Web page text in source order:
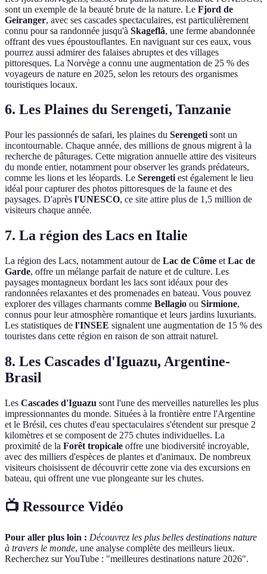
sont un exemple de la beauté brute de la nature. Le Fjord de
Geiranger, avec ses cascades spectaculaires, est particulièrement
connu pour sa randonnée jusqu'à Skageflå, une ferme abandonnée
offrant des vues époustouflantes. En naviguant sur ces eaux, vous
pourrez aussi admirer des falaises abruptes et des villages
pittoresques. La Norvège a connu une augmentation de 25 % des
voyageurs de nature en 2025, selon les retours des organismes
touristiques locaux.
6. Les Plaines du Serengeti, Tanzanie
Pour les passionnés de safari, les plaines du Serengeti sont un
incontournable. Chaque année, des millions de gnous migrent à la
recherche de pâturages. Cette migration annuelle attire des visiteurs
du monde entier, notamment pour observer les grands prédateurs,
comme les lions et les léopards. Le Serengeti est également le lieu
idéal pour capturer des photos pittoresques de la faune et des
paysages. D'après l'UNESCO, ce site attire plus de 1,5 million de
visiteurs chaque année.
7. La région des Lacs en Italie
La région des Lacs, notamment autour de Lac de Côme et Lac de
Garde, offre un mélange parfait de nature et de culture. Les
paysages montagneux bordant les lacs sont idéaux pour des
randonnées relaxantes et des promenades en bateau. Vous pouvez
explorer des villages charmants comme Bellagio ou Sirmione,
connus pour leur atmosphère romantique et leurs jardins luxuriants.
Les statistiques de l'INSEE signalent une augmentation de 15 % des
touristes dans cette région en raison de son attrait naturel.
8. Les Cascades d'Iguazu, Argentine-
Brasil
Les Cascades d'Iguazu sont l'une des merveilles naturelles les plus
impressionnantes du monde. Situées à la frontière entre l'Argentine
et le Brésil, ces chutes d'eau spectaculaires s'étendent sur presque 2
kilomètres et se composent de 275 chutes individuelles. La
proximité de la Forêt tropicale offre une biodiversité incroyable,
avec des milliers d'espèces de plantes et d'animaux. De nombreux
visiteurs choisissent de découvrir cette zone via des excursions en
bateau, qui offrent une vue plongeante sur les chutes.
📺 Ressource Vidéo
Pour aller plus loin : Découvrez les plus belles destinations nature
à travers le monde, une analyse complète des meilleurs lieux.
Recherchez sur YouTube : "meilleures destinations nature 2026".